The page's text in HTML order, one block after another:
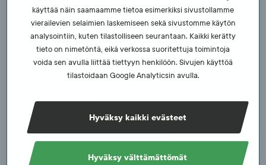
käyttää näin saamaamme tietoa esimerkiksi sivustollamme
vierailevien selaimien laskemiseen sekä sivustomme käytön
analysointiin, kuten tilastolliseen seurantaan. Kaikki kerätty
tieto on nimetöntä, eikä verkossa suoritettuja toimintoja
voida sen avulla liittää tiettyyn henkilöön. Sivujen käyttöä
tilastoidaan Google Analyticsin avulla.
Hyväksy kaikki evästeet
Hyväksy välttämättömät
SUEKin tiedotuslistan kautta saat
ajankohtaiset uutiset niin SUEKin tehtävistä
kuin eettisesti kestävästä urheilukulttuurista
suoraan sähköpostiisi. Halutessasi voit myös
poistua listalta.
Sähköpostiosoite